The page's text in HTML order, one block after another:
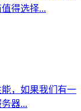
得选择...
，如果我们有一
器...